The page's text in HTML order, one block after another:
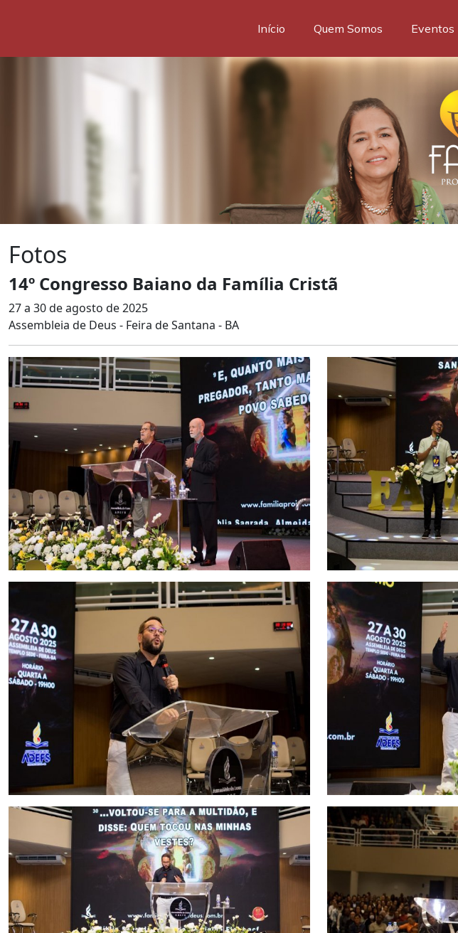
Início Quem Somos Eventos
Fotos
14º Congresso Baiano da Família Cristã
27 a 30 de agosto de 2025
Assembleia de Deus - Feira de Santana - BA